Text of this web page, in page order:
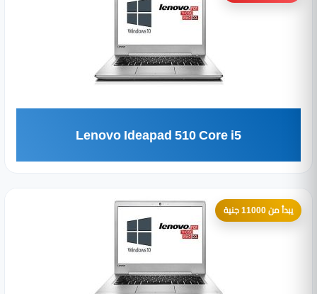
Lenovo Ideapad 510 Core i5
يبدأ من 11000 جنية